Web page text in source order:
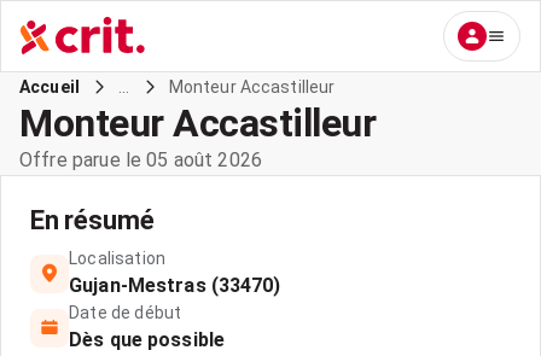
Accueil Monteur Accastilleur
Monteur Accastilleur
Offre parue le 05 août 2026
En résumé
Localisation
Gujan-Mestras (33470)
Date de début
Dès que possible